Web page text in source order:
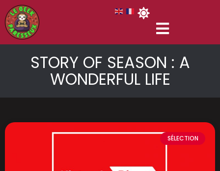
STORY OF SEASON : A
WONDERFUL LIFE
SÉLECTION